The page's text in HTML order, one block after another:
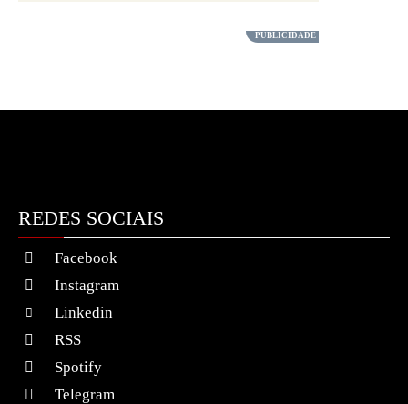
REDES SOCIAIS
Facebook
Instagram
Linkedin
RSS
Spotify
Telegram